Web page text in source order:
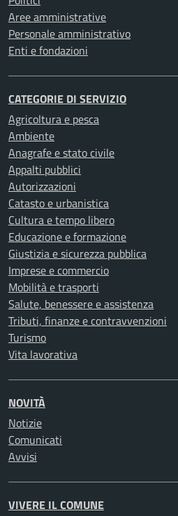
Aree amministrative
Personale amministrativo
Enti e fondazioni
CATEGORIE DI SERVIZIO
Agricoltura e pesca
Ambiente
Anagrafe e stato civile
Appalti pubblici
Autorizzazioni
Catasto e urbanistica
Cultura e tempo libero
Educazione e formazione
Giustizia e sicurezza pubblica
Imprese e commercio
Mobilità e trasporti
Salute, benessere e assistenza
Tributi, finanze e contravvenzioni
Turismo
Vita lavorativa
NOVITÀ
Notizie
Comunicati
Avvisi
VIVERE IL COMUNE